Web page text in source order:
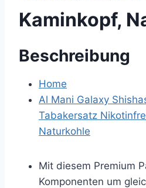
Kaminkopf,
Beschreibung
Home
Al Mani Galaxy
Tabakersatz
Naturkohle
Mit diesem Premium
Komponenten um